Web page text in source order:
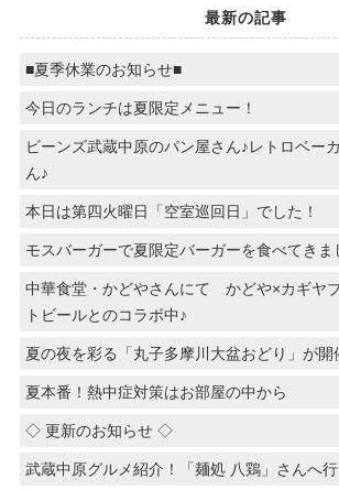
最新の記事
■夏季休業のお知らせ■
今日のランチは夏限定メニュー！
ビーンズ武蔵中原のパン屋さん♪レトロベー
ん♪
本日は第四火曜日「空室巡回日」でした！
モスバーガーで夏限定バーガーを食べてきま
中華食堂・かどやさんにて かどや×カギヤ
トビールとのコラボ中♪
夏の夜を彩る「丸子多摩川大盆おどり」が開
夏本番！熱中症対策はお部屋の中から
◇ 更新のお知らせ ◇
武蔵中原グルメ紹介！「麺処 八鶏」さんへ